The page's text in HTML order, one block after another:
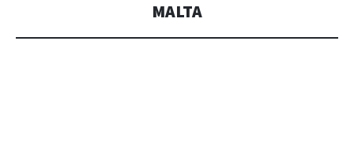
MALTA